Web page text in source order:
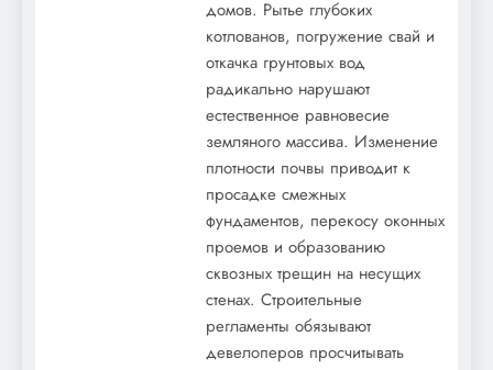
домов. Рытье глубоких
котлованов, погружение свай и
откачка грунтовых вод
радикально нарушают
естественное равновесие
земляного массива. Изменение
плотности почвы приводит к
просадке смежных
фундаментов, перекосу оконных
проемов и образованию
сквозных трещин на несущих
стенах. Строительные
регламенты обязывают
девелоперов просчитывать